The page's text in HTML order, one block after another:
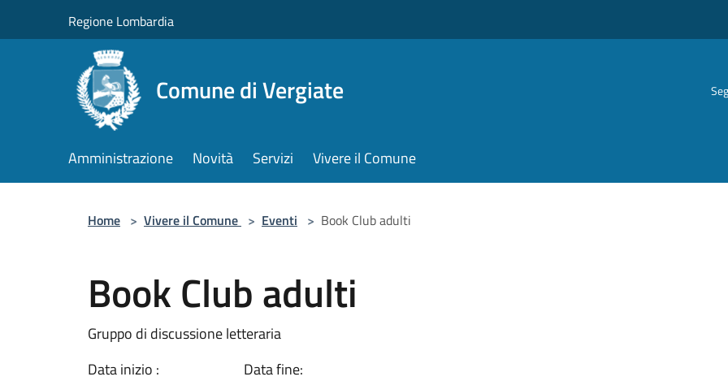
Regione Lombardia
Comune di Vergiate
Amministrazione Novità Servizi Vivere il Comune
Home > Vivere il Comune > Eventi > Book Club adulti
Book Club adulti
Gruppo di discussione letteraria
Data inizio :
Data fine: